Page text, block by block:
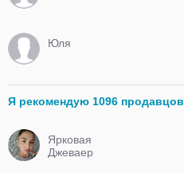
Юля
Я рекомендую 1096 продавцов
Ярковая
Джеваер